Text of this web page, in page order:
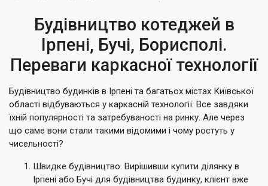
Будівництво котеджей в
Ірпені, Бучі, Борисполі.
Переваги каркасної технології
Будівництво будинків в Ірпені та багатьох містах Київської
області відбуваються у каркасній технології. Все завдяки
їхній популярності та затребуваності на ринку. Але через
що саме вони стали такими відомими і чому ростуть у
чисельності?
Швидке будівництво. Вирішивши купити ділянку в
Ірпені або Бучі для будівництва будинку, клієнт вже